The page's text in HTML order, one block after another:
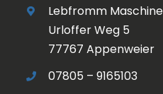
Lebfromm
Urloffer Weg 5
77767 Appenweier
07805 – 9165103